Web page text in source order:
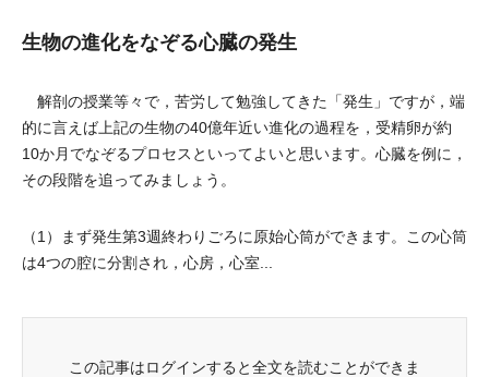
生物の進化をなぞる心臓の発生
解剖の授業等々で，苦労して勉強してきた「発生」ですが，端
的に言えば上記の生物の40億年近い進化の過程を，受精卵が約
10か月でなぞるプロセスといってよいと思います。心臓を例に，
その段階を追ってみましょう。
（1）まず発生第3週終わりごろに原始心筒ができます。この心筒
は4つの腔に分割され，心房，心室...
この記事はログインすると全文を読むことができま